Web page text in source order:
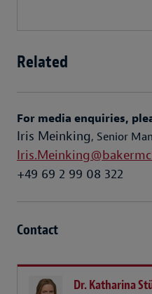
Related
For media enquiries,
Iris Meinking, Senior
+49 69 2 99 08 322
Contact
Dr. Katharina